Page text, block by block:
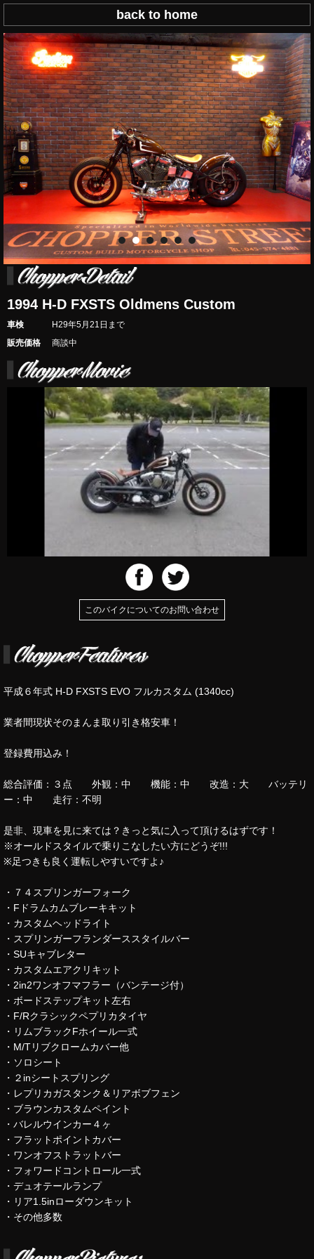
back to home
1994 H-D FXSTS Oldmens Custom
車検
H29年5月21日まで
販売価格
商談中
このバイクについてのお問い合わせ
平成６年式 H-D FXSTS EVO フルカスタム (1340cc)
業者間現状そのまんま取り引き格安車！
登録費用込み！
総合評価：３点 外観：中 機能：中 改造：大 バッテリ
ー：中 走行：不明
是非、現車を見に来ては？きっと気に入って頂けるはずです！
※オールドスタイルで乗りこなしたい方にどうぞ!!!
※足つきも良く運転しやすいですよ♪
・７４スプリンガーフォーク
・Fドラムカムブレーキキット
・カスタムヘッドライト
・スプリンガーフランダーススタイルバー
・SUキャブレター
・カスタムエアクリキット
・2in2ワンオフマフラー（バンテージ付）
・ボードステップキット左右
・F/Rクラシックペプリカタイヤ
・リムブラックFホイール一式
・M/Tリブクロームカバー他
・ソロシート
・２inシートスプリング
・レプリカガスタンク＆リアボブフェン
・ブラウンカスタムペイント
・バレルウインカー４ヶ
・フラットポイントカバー
・ワンオフストラットバー
・フォワードコントロール一式
・デュオテールランプ
・リア1.5inローダウンキット
・その他多数